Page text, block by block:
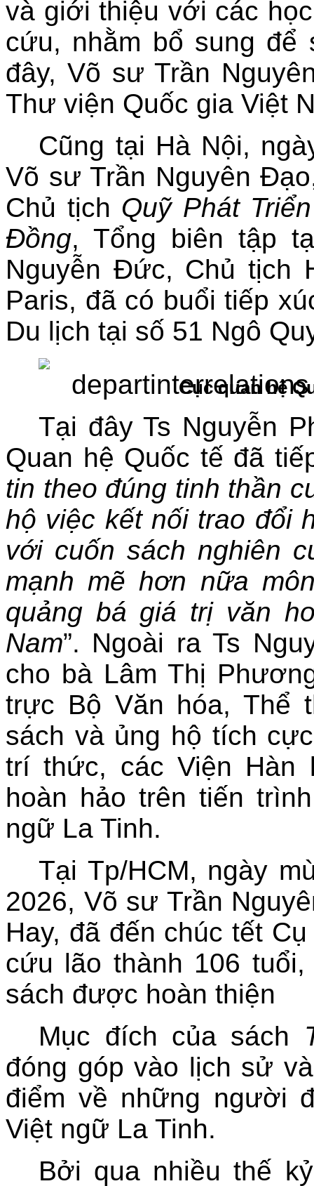
và giới thiệu với các
cứu, nhằm bổ sung để
đây, Võ sư Trần
Thư viện Quốc gia Việt
Cũng tại Hà Nội,
Võ sư Trần Nguyên
Chủ tịch Quỹ Phát
Đồng, Tổng biên tập
Nguyễn Đức, Chủ tịch
Paris, đã có buổi tiếp
Du lịch tại số 51 Ngô
Cục quan hệ
Tại đây Ts Nguyễn
Quan hệ Quốc tế đã
tin theo đúng tinh thần
hộ việc kết nối trao đổi
với cuốn sách nghiên
mạnh mẽ hơn nữa
quảng bá giá trị văn
Nam”. Ngoài ra Ts
cho bà Lâm Thị
trực Bộ Văn hóa, Thể
sách và ủng hộ tích
trí thức, các Viện Hàn
hoàn hảo trên tiến
ngữ La Tinh.
Tại Tp/HCM, ngày
2026, Võ sư Trần
Hay, đã đến chúc tết
cứu lão thành 106
sách được hoàn thiện
Mục đích của sách
đóng góp vào lịch sử
điểm về những người
Việt ngữ La Tinh.
Bởi qua nhiều thế